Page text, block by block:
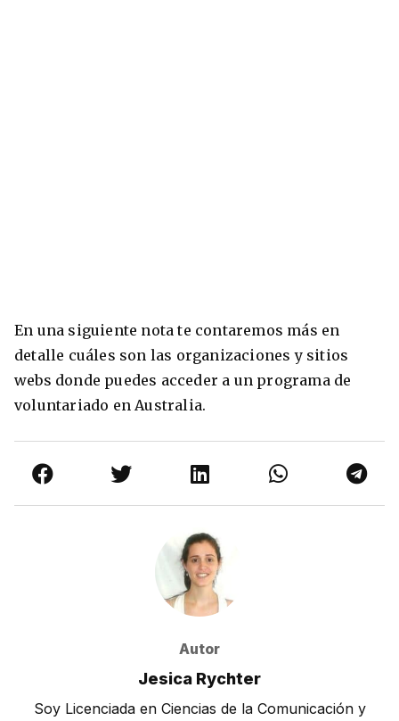
En una siguiente nota te contaremos más en
detalle cuáles son las organizaciones y sitios
webs donde puedes acceder a un programa de
voluntariado en Australia.
Autor
Jesica Rychter
Soy Licenciada en Ciencias de la Comunicación y